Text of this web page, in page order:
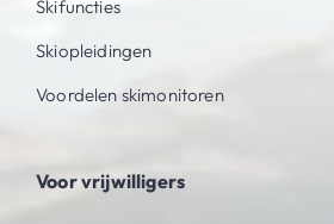
Skifuncties
Skiopleidingen
Voordelen skimonitoren
Voor vrijwilligers